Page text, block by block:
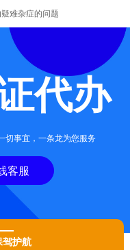
难杂症的问题
代办
切事宜，一条龙为您服务
客服
驾护航